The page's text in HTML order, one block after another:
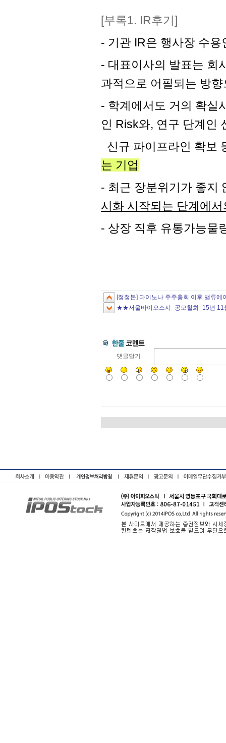
[부록1. IR후기]
- 기관 IR은 행사장 수용
- 대표이사의 발표는 회
과적으로 어필되는 방
- 학계에서도 거의 확실
인 Risk와, 연구 단계인
신규 파이프라인 확보
는 기업
- 최근 장분위기가 좋지
시화 시작되는 단계에
- 상장 직후 유통가능물
[정정본] 다이노나 주주총회 이후 밸류에
★★서울바이오스시_공모철회_15년 11
댓글달기